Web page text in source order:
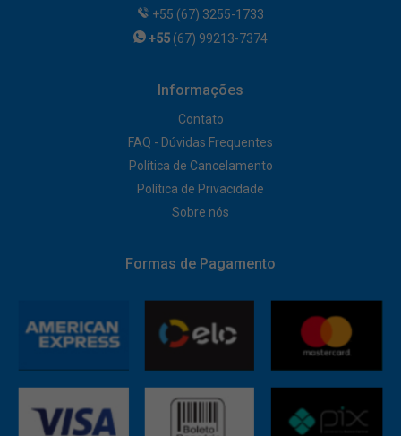
+55 (67) 3255-1733
+55 (67) 99213-7374
Informações
Contato
FAQ - Dúvidas Frequentes
Política de Cancelamento
Política de Privacidade
Sobre nós
Formas de Pagamento